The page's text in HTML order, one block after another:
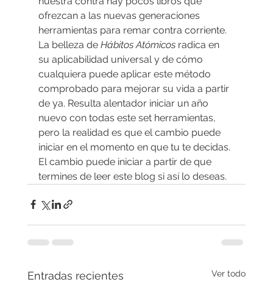
ofrezcan a las nuevas generaciones
herramientas para remar contra corriente.
La belleza de Hábitos Atómicos radica en
su aplicabilidad universal y de cómo
cualquiera puede aplicar este método
comprobado para mejorar su vida a partir
de ya. Resulta alentador iniciar un año
nuevo con todas este set herramientas,
pero la realidad es que el cambio puede
iniciar en el momento en que tu te decidas.
El cambio puede iniciar a partir de que
termines de leer este blog si así lo deseas.
Entradas recientes Ver todo